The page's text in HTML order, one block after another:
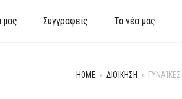
μας Συγγραφείς Τα νέα μας
HOME » ΔΙΟΊΚΗΣΗ »